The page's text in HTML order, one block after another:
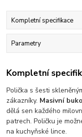
Kompletní specifikace
Parametry
Kompletní
Polička s šesti
zákazníky. Masivní
dělá sen každého
patrech. Poličku je
na kuchyňské lince.